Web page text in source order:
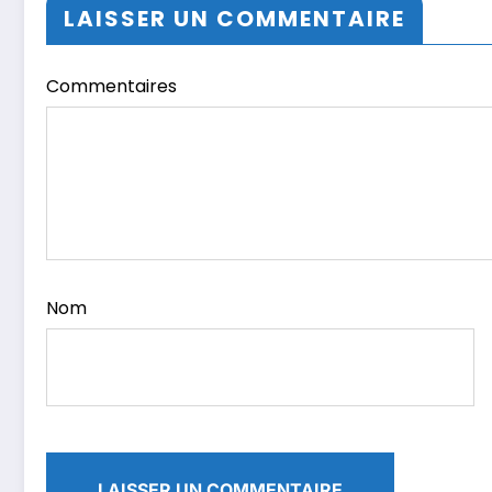
LAISSER UN COMMENTAIRE
Commentaires
Nom